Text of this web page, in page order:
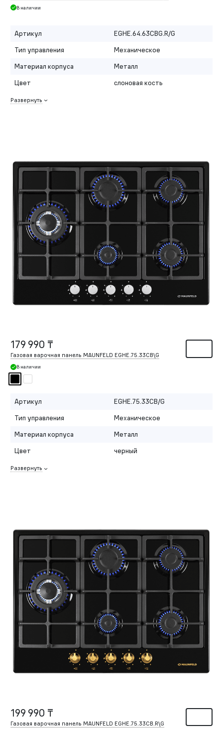
В наличии
Артикул
EGHE.64.63CBG.R/G
Тип управления
Механическое
Материал корпуса
Металл
Цвет
слоновая кость
Развернуть
179 990 ₸
Газовая варочная панель MAUNFELD EGHE.75.33CB\G
В наличии
Артикул
EGHE.75.33CB/G
Тип управления
Механическое
Материал корпуса
Металл
Цвет
черный
Развернуть
199 990 ₸
Газовая варочная панель MAUNFELD EGHE.75.33CB.R\G